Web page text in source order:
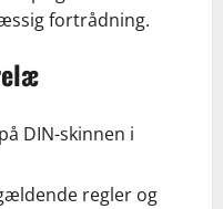
fortrådning.
DIN-skinnen i
regler og